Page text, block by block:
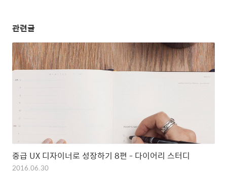
관련글
중급 UX 디자이너로 성장하기 8편 - 다이어리 스터디
2016.06.30